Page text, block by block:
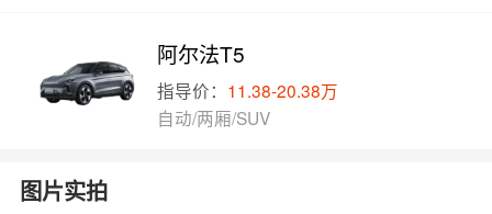
阿尔法T5
指导价： 11.38-20.38万
自动/两厢/SUV
图片实拍